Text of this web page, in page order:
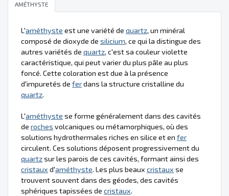
AMÉTHYSTE
L'améthyste est une variété de quartz, un minéral
composé de dioxyde de silicium, ce qui la distingue des
autres variétés de quartz, c'est sa couleur violette
caractéristique, qui peut varier du plus pâle au plus
foncé. Cette coloration est due à la présence
d'impuretés de ferdans la structure cristalline du
quartz.
L'améthyste se forme généralement dans des cavités
de roches volcaniques ou métamorphiques, où des
solutions hydrothermales riches en silice et en fer
circulent. Ces solutions déposent progressivement du
quartzsur les parois de ces cavités, formant ainsi des
cristaux d'améthyste. Les plus beaux cristaux se
trouvent souvent dans des géodes, des cavités
sphériques tapissées de cristaux.